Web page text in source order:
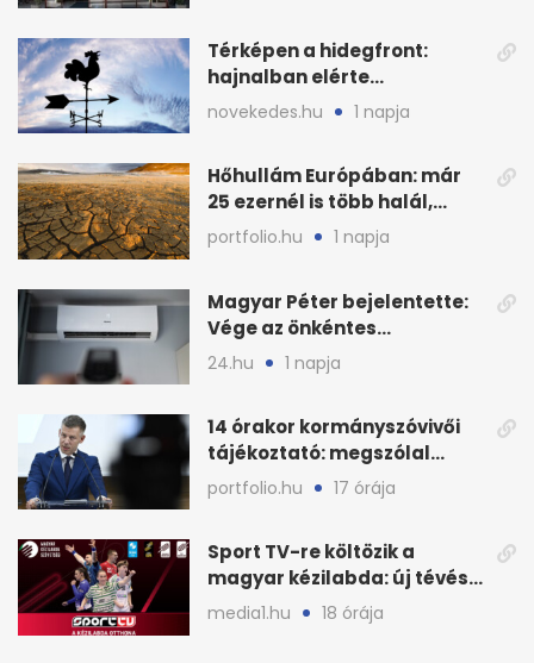
Térképen a hidegfront:
hajnalban elérte
Magyarország határát
novekedes.hu 1 napja
Hőhullám Európában: már
25 ezernél is több halál,
folytatódhat
portfolio.hu 1 napja
Magyar Péter bejelentette:
Vége az önkéntes
fogyasztáscsökkentésnek
24.hu 1 napja
14 órakor kormányszóvivői
tájékoztató: megszólal
Magyar Péter is
portfolio.hu 17 órája
Sport TV-re költözik a
magyar kézilabda: új tévés
megállapodás
media1.hu 18 órája